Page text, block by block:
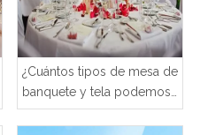
¿Cuántos tipos de mesa de
banquete y tela podemos
elegir?